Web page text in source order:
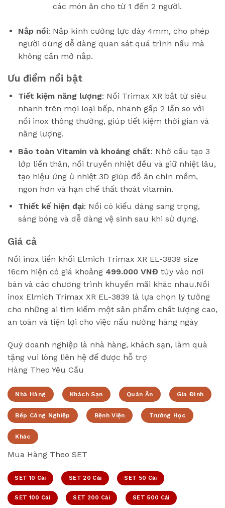
các món ăn cho từ 1 đến 2 người.
Nắp nồi: Nắp kính cường lực dày 4mm, cho phép
người dùng dễ dàng quan sát quá trình nấu mà
không cần mở nắp.
Ưu điểm nổi bật
Tiết kiệm năng lượng: Nồi Trimax XR bắt từ siêu
nhanh trên mọi loại bếp, nhanh gấp 2 lần so với
nồi inox thông thường, giúp tiết kiệm thời gian và
năng lượng.
Bảo toàn Vitamin và khoáng chất: Nhờ cấu tạo 3
lớp liền thân, nồi truyền nhiệt đều và giữ nhiệt lâu,
tạo hiệu ứng ủ nhiệt 3D giúp đồ ăn chín mềm,
ngon hơn và hạn chế thất thoát vitamin.
Thiết kế hiện đại: Nồi có kiểu dáng sang trọng,
sáng bóng và dễ dàng vệ sinh sau khi sử dụng.
Giá cả
Nồi inox liền khối Elmich Trimax XR EL-3839 size
16cm hiện có giá khoảng 499.000 VNĐ tùy vào nơi
bán và các chương trình khuyến mãi khác nhau.Nồi
inox Elmich Trimax XR EL-3839 là lựa chọn lý tưởng
cho những ai tìm kiếm một sản phẩm chất lượng cao,
an toàn và tiện lợi cho việc nấu nướng hàng ngày
Quý doanh nghiệp là nhà hàng, khách sạn, làm quà
tặng vui lòng liên hệ để được hỗ trợ
Hàng Theo Yêu Cầu
Nhà Hàng Khách Sạn Quán Ăn Gia Đình
Bếp Công Nghiệp Bệnh Viện Trường Học
Khác
Mua Hàng Theo SET
SET 10 Cái SET 20 Cái SET 50 Cái
SET 100 Cái SET 200 Cái SET 500 Cái